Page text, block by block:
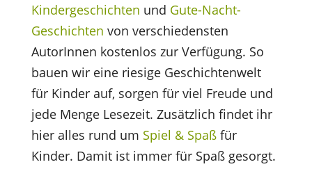
Kindergeschichten und Gute-Nacht-
Geschichten von verschiedensten
AutorInnen kostenlos zur Verfügung. So
bauen wir eine riesige Geschichtenwelt
für Kinder auf, sorgen für viel Freude und
jede Menge Lesezeit. Zusätzlich findet ihr
hier alles rund um Spiel & Spaßfür
Kinder. Damit ist immer für Spaß gesorgt.